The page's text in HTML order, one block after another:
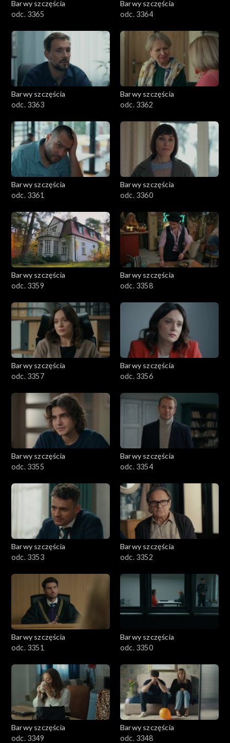
Barwy szczęścia
odc. 3365
Barwy szczęścia
odc. 3364
Barwy szczęścia
odc. 3363
Barwy szczęścia
odc. 3362
Barwy szczęścia
odc. 3361
Barwy szczęścia
odc. 3360
Barwy szczęścia
odc. 3359
Barwy szczęścia
odc. 3358
Barwy szczęścia
odc. 3357
Barwy szczęścia
odc. 3356
Barwy szczęścia
odc. 3355
Barwy szczęścia
odc. 3354
Barwy szczęścia
odc. 3353
Barwy szczęścia
odc. 3352
Barwy szczęścia
odc. 3351
Barwy szczęścia
odc. 3350
Barwy szczęścia
odc. 3349
Barwy szczęścia
odc. 3348